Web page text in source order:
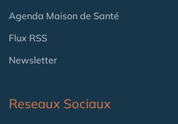
Agenda Maison de Santé
Flux RSS
Newsletter
Reseaux Sociaux